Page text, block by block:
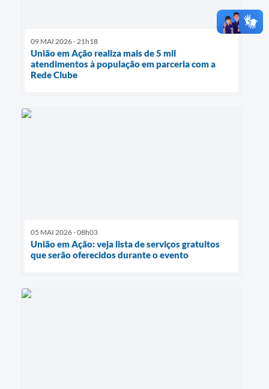
09 MAI 2026 - 21h18
União em Ação realiza mais de 5 mil
atendimentos à população em parceria com a
Rede Clube
05 MAI 2026 - 08h03
União em Ação: veja lista de serviços gratuitos
que serão oferecidos durante o evento